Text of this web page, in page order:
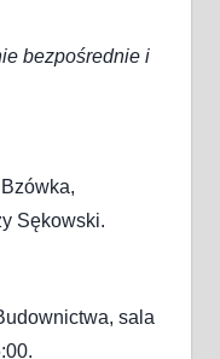
bezpośrednie i
Sękowski.
sala